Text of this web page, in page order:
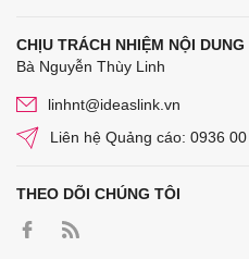
CHỊU TRÁCH NHIỆM NỘI DUNG
Bà Nguyễn Thùy Linh
linhnt@ideaslink.vn
Liên hệ Quảng cáo: 0936
THEO DÕI CHÚNG TÔI